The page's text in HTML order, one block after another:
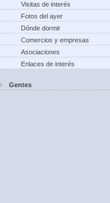
Visitas de interés
Fotos del ayer
Dónde dormir
Comercios y empresas
Asociaciones
Enlaces de interés
Gentes